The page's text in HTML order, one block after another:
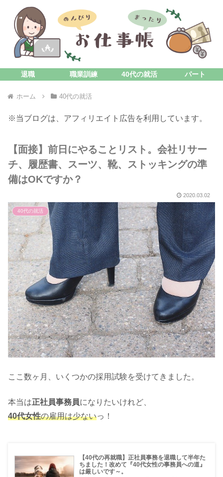
退職 職業訓練 40代の就活 パート
ホーム 40代の就活
※当ブログは、アフィリエイト広告を利用しています。
【面接】前日にやることリスト。会社リサー
チ、履歴書、スーツ、靴、ストッキングの準
備はOKですか？
2020.03.02
40代の就活
ここ数ヶ月、いくつかの採用試験を受けてきました。
本当は正社員事務員になりたいけれど、
40代女性の雇用は少ないっ！
【40代の再就職】正社員事務を退職して半年た
ちました！改めて『40代女性の事務員への道』
は厳しいです～。